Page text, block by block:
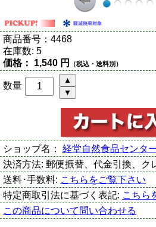
商品番号： 4468
在庫数: 5
価格： 1,540 円 （税込・送料別）
数量
ショップ名： 経堂自然食品センタ
決済方法: 郵便振替、代金引換、ク
送料･手数料: こちらをご覧下さい
特定商取引法に基づく表記: こちら
この商品について問い合わせる